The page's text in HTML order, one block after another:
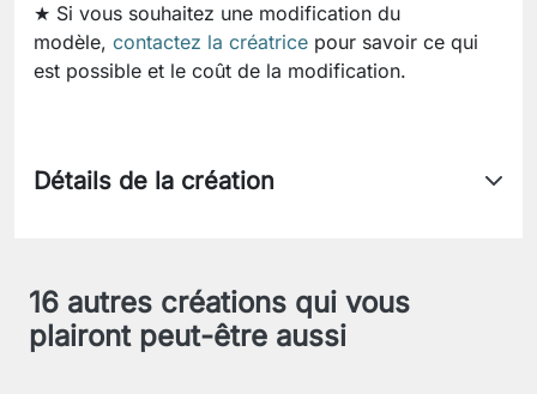
★ Si vous souhaitez une modification du
modèle, contactez la créatrice pour savoir ce qui
est possible et le coût de la modification.
Détails de la création
16 autres créations qui vous
plairont peut-être aussi